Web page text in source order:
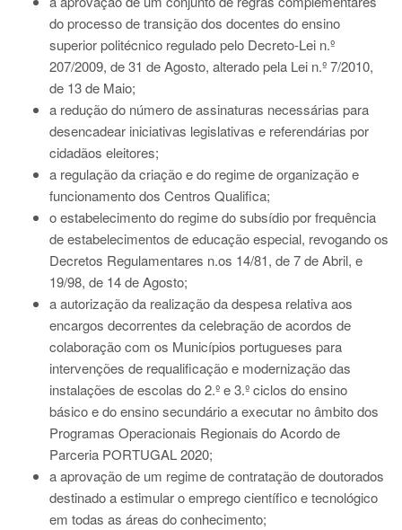
do processo de transição dos docentes do ensino
superior politécnico regulado pelo Decreto-Lei n.º
207/2009, de 31 de Agosto, alterado pela Lei n.º 7/2010,
de 13 de Maio;
a redução do número de assinaturas necessárias para
desencadear iniciativas legislativas e referendárias por
cidadãos eleitores;
a regulação da criação e do regime de organização e
funcionamento dos Centros Qualifica;
o estabelecimento do regime do subsídio por frequência
de estabelecimentos de educação especial, revogando os
Decretos Regulamentares n.os 14/81, de 7 de Abril, e
19/98, de 14 de Agosto;
a autorização da realização da despesa relativa aos
encargos decorrentes da celebração de acordos de
colaboração com os Municípios portugueses para
intervenções de requalificação e modernização das
instalações de escolas do 2.º e 3.º ciclos do ensino
básico e do ensino secundário a executar no âmbito dos
Programas Operacionais Regionais do Acordo de
Parceria PORTUGAL 2020;
a aprovação de um regime de contratação de doutorados
destinado a estimular o emprego científico e tecnológico
em todas as áreas do conhecimento;